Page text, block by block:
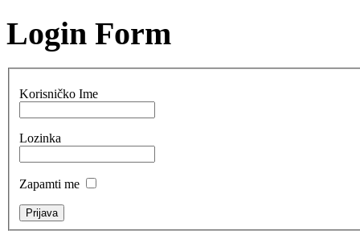
Login Form
Korisničko Ime
Lozinka
Zapamti me